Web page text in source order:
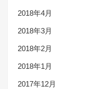
2018年4月
2018年3月
2018年2月
2018年1月
2017年12月